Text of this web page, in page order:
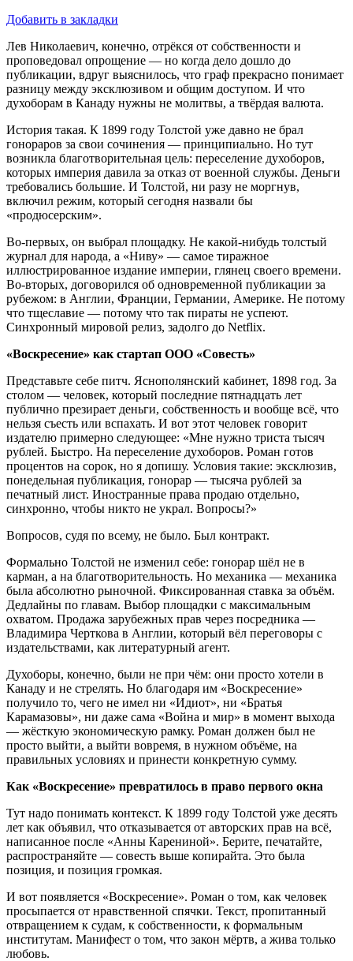
Добавить в закладки
Лев Николаевич, конечно, отрёкся от собственности и
проповедовал опрощение — но когда дело дошло до
публикации, вдруг выяснилось, что граф прекрасно понимает
разницу между эксклюзивом и общим доступом. И что
духоборам в Канаду нужны не молитвы, а твёрдая валюта.
История такая. К 1899 году Толстой уже давно не брал
гонораров за свои сочинения — принципиально. Но тут
возникла благотворительная цель: переселение духоборов,
которых империя давила за отказ от военной службы. Деньги
требовались большие. И Толстой, ни разу не моргнув,
включил режим, который сегодня назвали бы
«продюсерским».
Во-первых, он выбрал площадку. Не какой-нибудь толстый
журнал для народа, а «Ниву» — самое тиражное
иллюстрированное издание империи, глянец своего времени.
Во-вторых, договорился об одновременной публикации за
рубежом: в Англии, Франции, Германии, Америке. Не потому
что тщеславие — потому что так пираты не успеют.
Синхронный мировой релиз, задолго до Netflix.
«Воскресение» как стартап ООО «Совесть»
Представьте себе питч. Яснополянский кабинет, 1898 год. За
столом — человек, который последние пятнадцать лет
публично презирает деньги, собственность и вообще всё, что
нельзя съесть или вспахать. И вот этот человек говорит
издателю примерно следующее: «Мне нужно триста тысяч
рублей. Быстро. На переселение духоборов. Роман готов
процентов на сорок, но я допишу. Условия такие: эксклюзив,
понедельная публикация, гонорар — тысяча рублей за
печатный лист. Иностранные права продаю отдельно,
синхронно, чтобы никто не украл. Вопросы?»
Вопросов, судя по всему, не было. Был контракт.
Формально Толстой не изменил себе: гонорар шёл не в
карман, а на благотворительность. Но механика — механика
была абсолютно рыночной. Фиксированная ставка за объём.
Дедлайны по главам. Выбор площадки с максимальным
охватом. Продажа зарубежных прав через посредника —
Владимира Черткова в Англии, который вёл переговоры с
издательствами, как литературный агент.
Духоборы, конечно, были не при чём: они просто хотели в
Канаду и не стрелять. Но благодаря им «Воскресение»
получило то, чего не имел ни «Идиот», ни «Братья
Карамазовы», ни даже сама «Война и мир» в момент выхода
— жёсткую экономическую рамку. Роман должен был не
просто выйти, а выйти вовремя, в нужном объёме, на
правильных условиях и принести конкретную сумму.
Как «Воскресение» превратилось в право первого окна
Тут надо понимать контекст. К 1899 году Толстой уже десять
лет как объявил, что отказывается от авторских прав на всё,
написанное после «Анны Карениной». Берите, печатайте,
распространяйте — совесть выше копирайта. Это была
позиция, и позиция громкая.
И вот появляется «Воскресение». Роман о том, как человек
просыпается от нравственной спячки. Текст, пропитанный
отвращением к судам, к собственности, к формальным
институтам. Манифест о том, что закон мёртв, а жива только
любовь.